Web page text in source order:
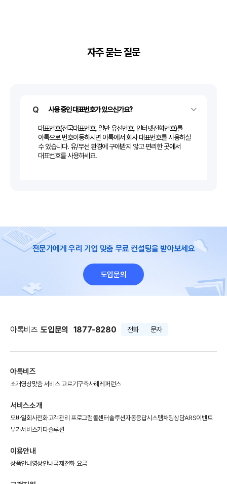
자주 묻는 질문
사용 중인 대표번호가 있으신가요?
대표번호(전국대표번호, 일반 유선번호, 인터넷전화번호)를
아톡으로 번호이동하시면 아톡에서 회사 대표번호를 사용하실
수 있습니다. 유/무선 환경에 구애받지 않고 편리한 곳에서
대표번호를 사용하세요.
전문가에게 우리 기업 맞춤 무료 컨설팅을 받아보세요
도입문의
아톡비즈 도입문의 1877-8280 전화 문자
아톡비즈
소개영상맞춤 서비스 고르기구축사례 레퍼런스
서비스소개
모바일회사전화고객관리 프로그램콜센터솔루션자동응답시스템채팅상담ARS이벤트
부가서비스기타솔루션
이용안내
상품안내 영상안내국제전화 요금